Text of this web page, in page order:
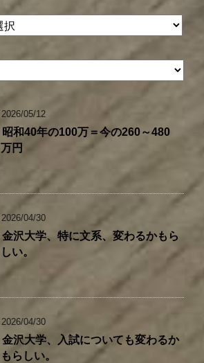
2026/05/12
昭和40年の100万＝今の260～480
万円
2026/04/30
金沢大学、特に文系、変わるかもら
しい。
2026/04/30
金沢大学、入試についても変わるか
もらしい。